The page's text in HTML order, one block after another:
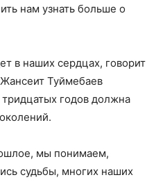
нам узнать больше о
в наших сердцах, говорит
Туймебаев
тридцатых годов должна
мы понимаем,
судьбы, многих наших